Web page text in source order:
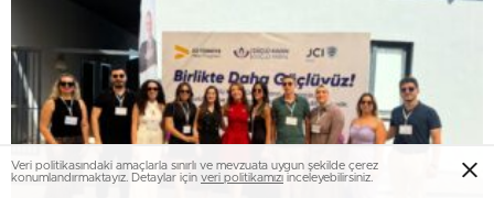
Veri politikasındaki amaçlarla sınırlı ve mevzuata uygun şekilde çerez
konumlandırmaktayız. Detaylar için veri politikamızı inceleyebilirsiniz.